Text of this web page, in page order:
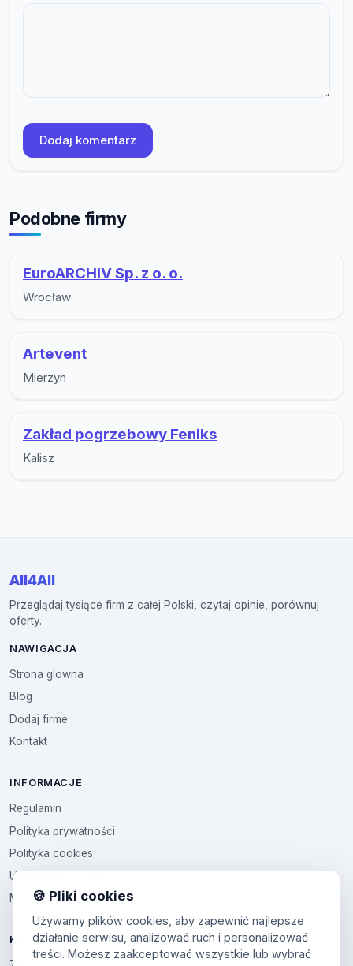
Dodaj komentarz
Podobne firmy
EuroARCHIV Sp. z o. o.
Wrocław
Artevent
Mierzyn
Zakład pogrzebowy Feniks
Kalisz
All4All
Przeglądaj tysiące firm z całej Polski, czytaj opinie, porównuj
oferty.
NAWIGACJA
Strona glowna
Blog
Dodaj firme
Kontakt
INFORMACJE
Regulamin
Polityka prywatności
Polityka cookies
Ustawienia cookies
Multikod
KONTO
🍪 Pliki cookies
Używamy plików cookies, aby zapewnić najlepsze
działanie serwisu, analizować ruch i personalizować
treści. Możesz zaakceptować wszystkie lub wybrać